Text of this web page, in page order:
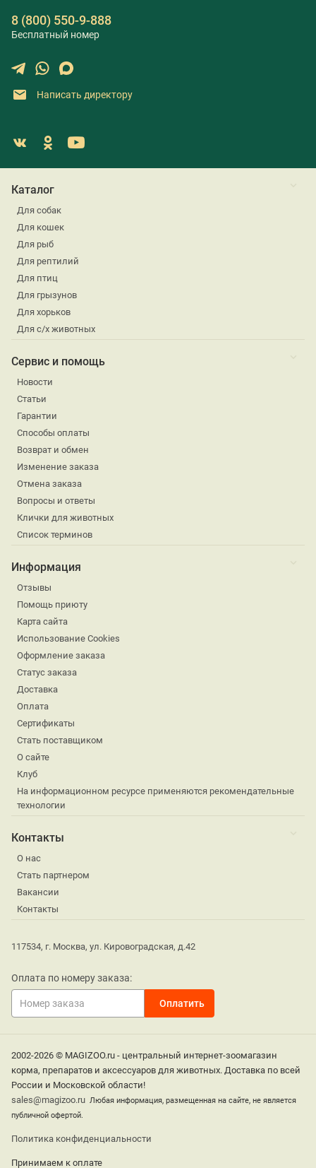
8 (800) 550-9-888
Бесплатный номер
Написать директору
Каталог
Для собак
Для кошек
Для рыб
Для рептилий
Для птиц
Для грызунов
Для хорьков
Для с/х животных
Сервис и помощь
Новости
Статьи
Гарантии
Способы оплаты
Возврат и обмен
Изменение заказа
Отмена заказа
Вопросы и ответы
Клички для животных
Список терминов
Информация
Отзывы
Помощь приюту
Карта сайта
Использование Cookies
Оформление заказа
Статус заказа
Доставка
Оплата
Сертификаты
Стать поставщиком
О сайте
Клуб
На информационном ресурсе применяются рекомендательные
технологии
Контакты
О нас
Стать партнером
Вакансии
Контакты
117534, г. Москва, ул. Кировоградская, д.42
Оплата по номеру заказа:
2002-2026 © MAGIZOO.ru - центральный интернет-зоомагазин
корма, препаратов и аксессуаров для животных. Доставка по всей
России и Московской области!
sales@magizoo.ru Любая информация, размещенная на сайте, не является
публичной офертой.
Политика конфиденциальности
Принимаем к оплате